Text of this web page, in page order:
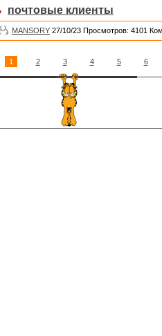
почтовые клиенты
MANSORY 27/10/23 Просмотров: 4101
1 2 3 4 5 6